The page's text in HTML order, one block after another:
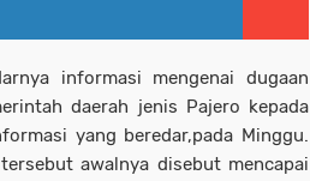
informasi mengenai dugaan
daerah jenis Pajero kepada
yang beredar,pada Minggu.
awalnya disebut mencapai